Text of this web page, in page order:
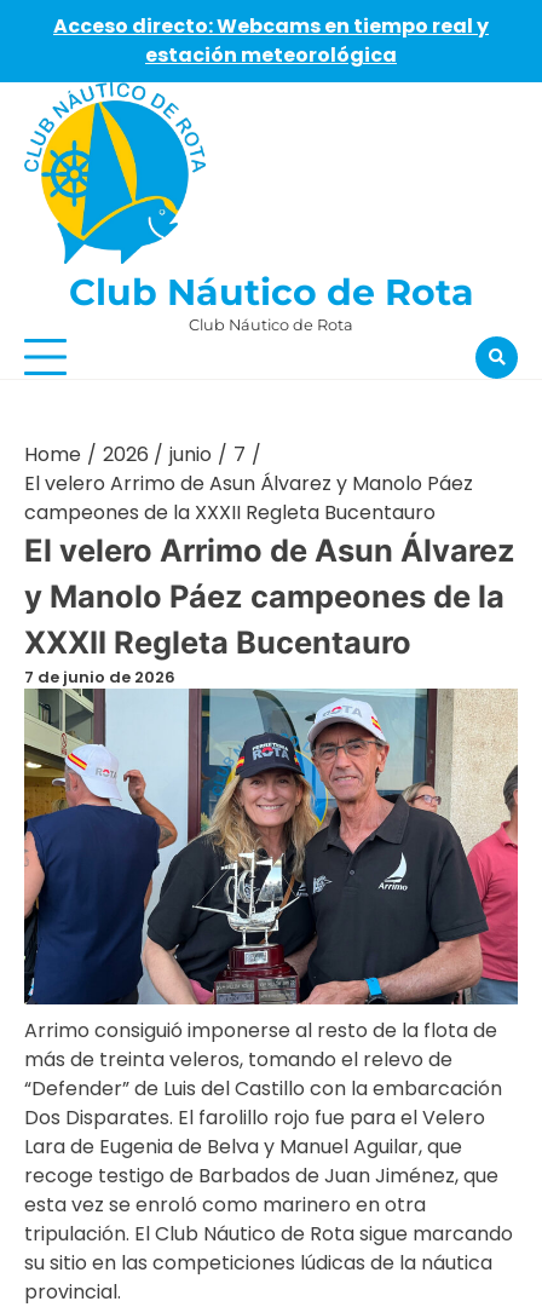
Acceso directo: Webcams en tiempo real y
estación meteorológica
content
Club Náutico de Rota
Club Náutico de Rota
Home 2026 junio
7
El velero Arrimo de Asun Álvarez y Manolo Páez
campeones de la XXXII Regleta Bucentauro
El velero Arrimo de Asun Álvarez
y Manolo Páez campeones de la
XXXII Regleta Bucentauro
7 de junio de 2026
Arrimo consiguió imponerse al resto de la flota de
más de treinta veleros, tomando el relevo de
“Defender” de Luis del Castillo con la embarcación
Dos Disparates. El farolillo rojo fue para el Velero
Lara de Eugenia de Belva y Manuel Aguilar, que
recoge testigo de Barbados de Juan Jiménez, que
esta vez se enroló como marinero en otra
tripulación. El Club Náutico de Rota sigue marcando
su sitio en las competiciones lúdicas de la náutica
provincial.